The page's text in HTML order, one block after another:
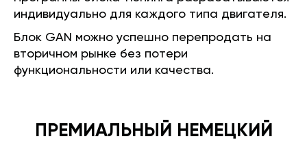
индивидуально для каждого типа двигателя.
Блок GAN можно успешно перепродать на
вторичном рынке без потери
функциональности или качества.
ПРЕМИАЛЬНЫЙ НЕМЕЦКИЙ